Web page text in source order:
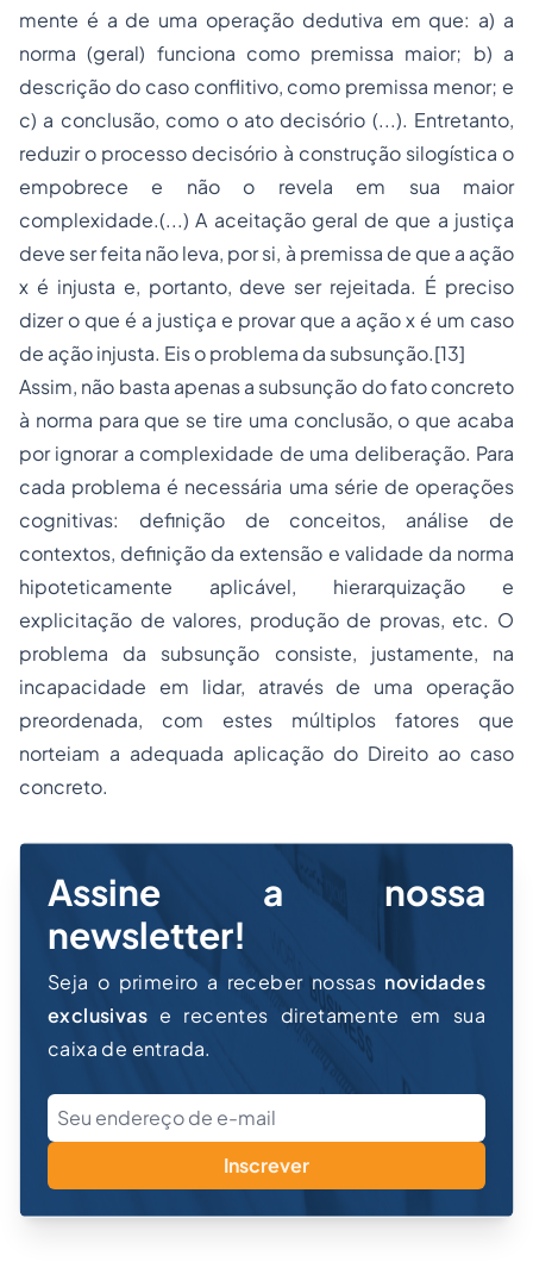
mente é a de uma operação dedutiva em que: a) a
norma (geral) funciona como premissa maior; b) a
descrição do caso conflitivo, como premissa menor; e
c) a conclusão, como o ato decisório (...). Entretanto,
reduzir o processo decisório à construção silogística o
empobrece e não o revela em sua maior
complexidade.(...) A aceitação geral de que a justiça
deve ser feita não leva, por si, à premissa de que a ação
x é injusta e, portanto, deve ser rejeitada. É preciso
dizer o que é a justiça e provar que a ação x é um caso
de ação injusta. Eis o problema da subsunção.[13]
Assim, não basta apenas a subsunção do fato concreto
à norma para que se tire uma conclusão, o que acaba
por ignorar a complexidade de uma deliberação. Para
cada problema é necessária uma série de operações
cognitivas: definição de conceitos, análise de
contextos, definição da extensão e validade da norma
hipoteticamente aplicável, hierarquização e
explicitação de valores, produção de provas, etc. O
problema da subsunção consiste, justamente, na
incapacidade em lidar, através de uma operação
preordenada, com estes múltiplos fatores que
norteiam a adequada aplicação do Direito ao caso
concreto.
Assine a nossa
newsletter!
Seja o primeiro a receber nossas novidades
exclusivas e recentes diretamente em sua
caixa de entrada.
Inscrever